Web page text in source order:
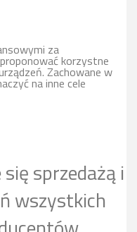
za
korzystne
Zachowane w
na inne cele
sprzedażą i
wszystkich